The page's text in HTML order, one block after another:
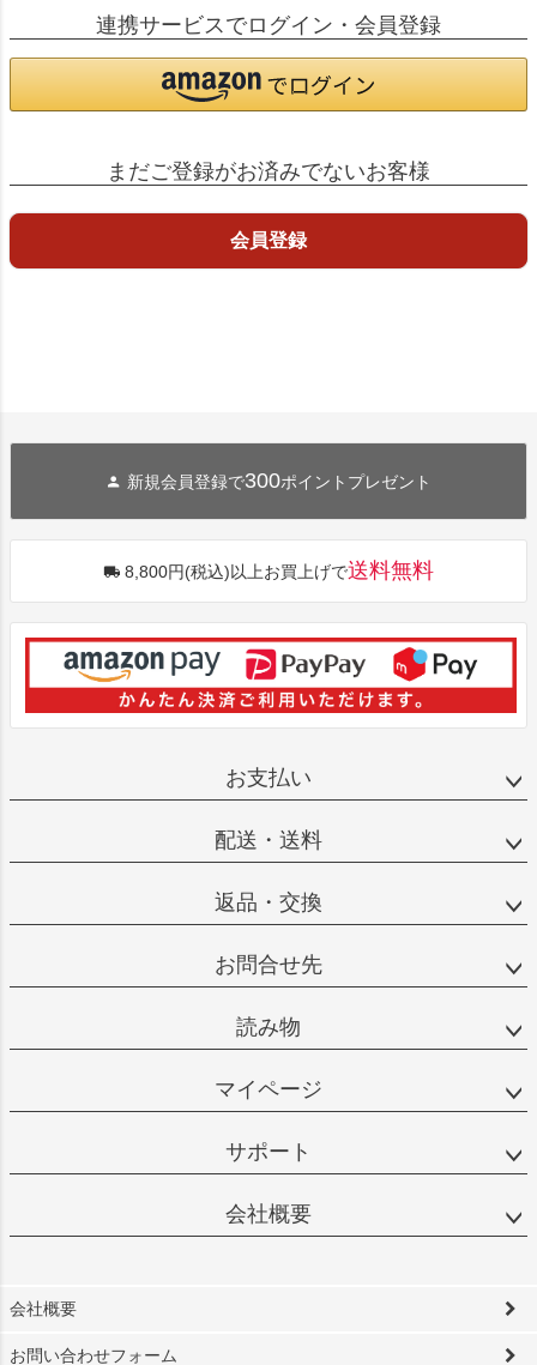
連携サービスでログイン・会員登録
まだご登録がお済みでないお客様
会員登録
新規会員登録で300ポイントプレゼント
8,800円(税込)以上お買上げで送料無料
お支払い
配送・送料
返品・交換
お問合せ先
読み物
マイページ
サポート
会社概要
会社概要
お問い合わせフォーム